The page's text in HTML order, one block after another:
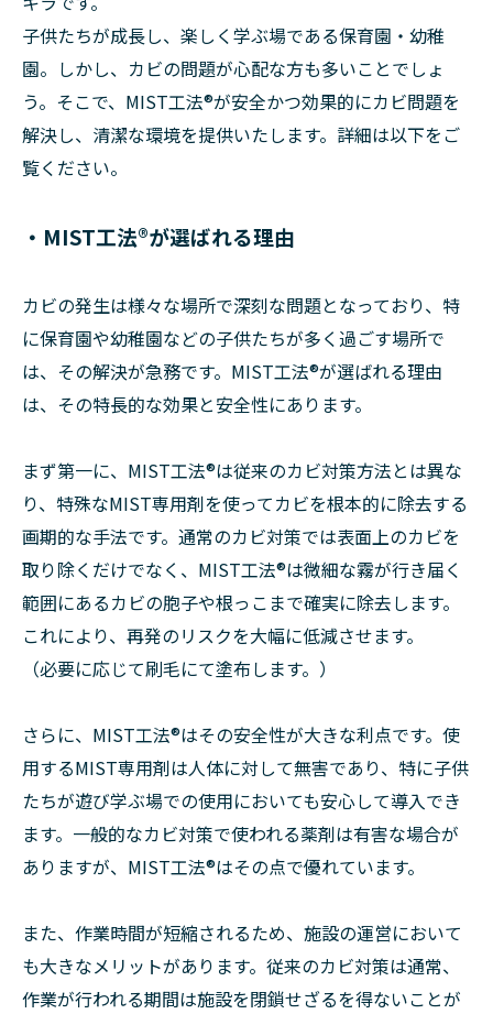
子供たちが成長し、楽しく学ぶ場である保育園・幼稚
園。しかし、カビの問題が心配な方も多いことでしょ
う。そこで、MIST工法®が安全かつ効果的にカビ問題を
解決し、清潔な環境を提供いたします。詳細は以下をご
覧ください。
・MIST工法®が選ばれる理由
カビの発生は様々な場所で深刻な問題となっており、特
に保育園や幼稚園などの子供たちが多く過ごす場所で
は、その解決が急務です。MIST工法®が選ばれる理由
は、その特長的な効果と安全性にあります。
まず第一に、MIST工法®は従来のカビ対策方法とは異な
り、特殊なMIST専用剤を使ってカビを根本的に除去する
画期的な手法です。通常のカビ対策では表面上のカビを
取り除くだけでなく、MIST工法®は微細な霧が行き届く
範囲にあるカビの胞子や根っこまで確実に除去します。
これにより、再発のリスクを大幅に低減させます。
（必要に応じて刷毛にて塗布します。）
さらに、MIST工法®はその安全性が大きな利点です。使
用するMIST専用剤は人体に対して無害であり、特に子供
たちが遊び学ぶ場での使用においても安心して導入でき
ます。一般的なカビ対策で使われる薬剤は有害な場合が
ありますが、MIST工法®はその点で優れています。
また、作業時間が短縮されるため、施設の運営において
も大きなメリットがあります。従来のカビ対策は通常、
作業が行われる期間は施設を閉鎖せざるを得ないことが